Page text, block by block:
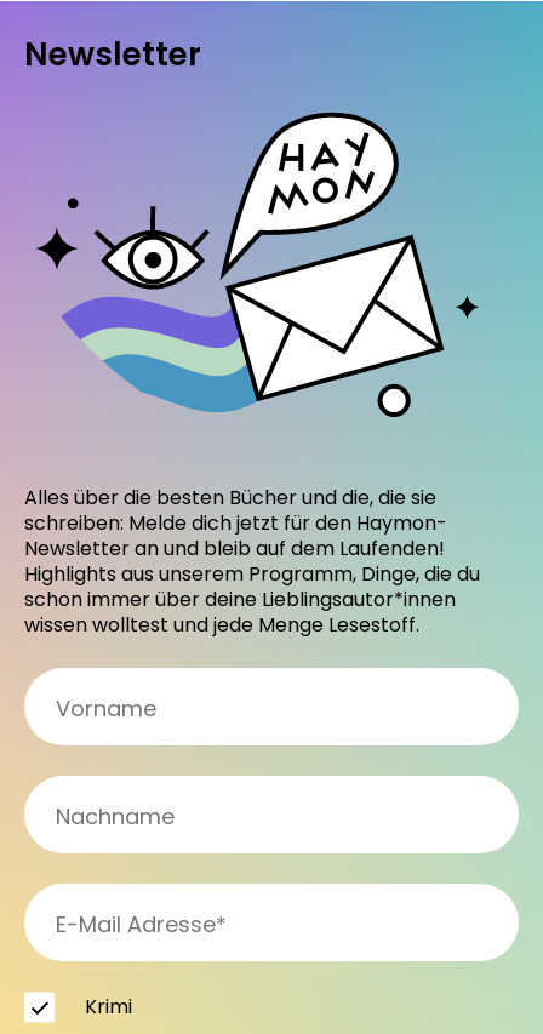
Newsletter
Alles über die besten Bücher und die, die sie
schreiben: Melde dich jetzt für den Haymon-
Newsletter an und bleib auf dem Laufenden!
Highlights aus unserem Programm, Dinge, die du
schon immer über deine Lieblingsautor*innen
wissen wolltest und jede Menge Lesestoff.
Krimi